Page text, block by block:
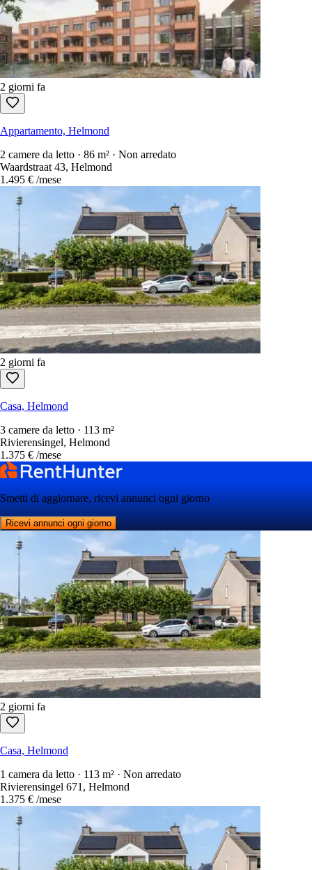
2 giorni fa
Appartamento, Helmond
2 camere da letto · 86 m² · Non arredato
Waardstraat 43, Helmond
1.495 € /mese
2 giorni fa
Casa, Helmond
3 camere da letto · 113 m²
Rivierensingel, Helmond
1.375 € /mese
Smetti di aggiornare, ricevi annunci ogni giorno
Ricevi annunci ogni giorno
2 giorni fa
Casa, Helmond
1 camera da letto · 113 m² · Non arredato
Rivierensingel 671, Helmond
1.375 € /mese